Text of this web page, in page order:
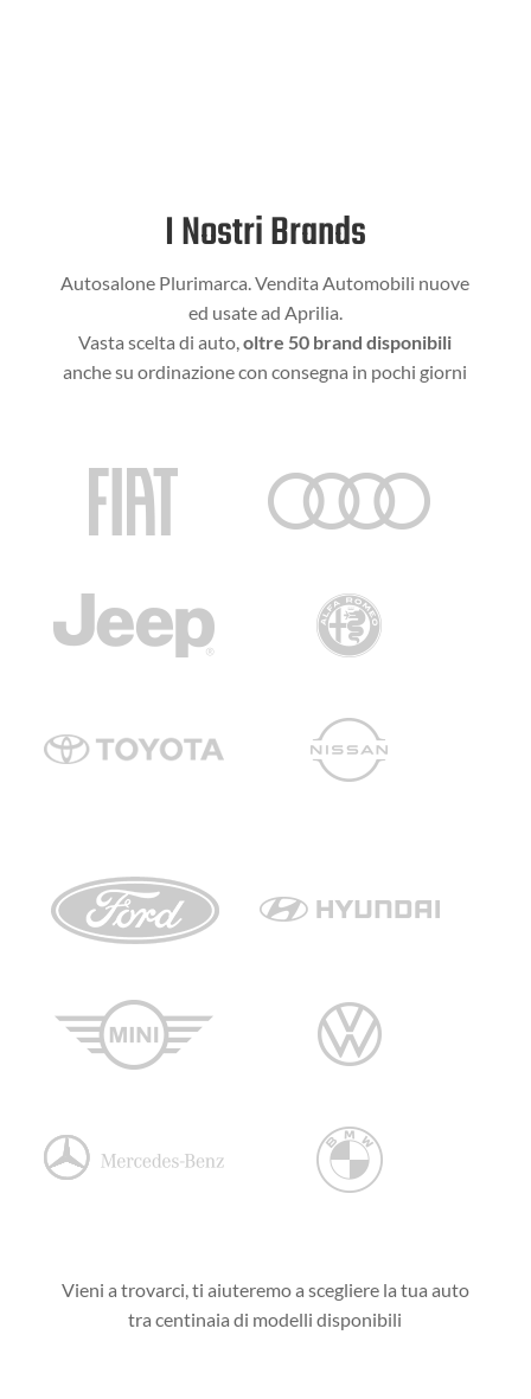
I Nostri Brands
Autosalone Plurimarca. Vendita Automobili nuove
ed usate ad Aprilia.
Vasta scelta di auto,oltre 50 brand disponibili
anche su ordinazione con consegna in pochi giorni
Vieni a trovarci, ti aiuteremo a scegliere la tua auto
tra centinaia di modelli disponibili